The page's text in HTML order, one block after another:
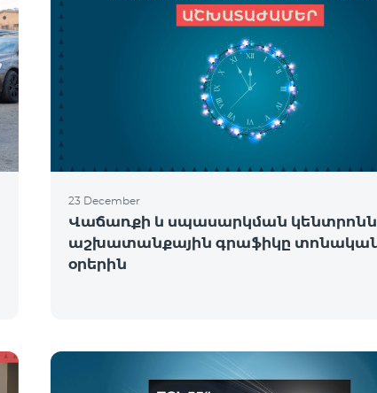
23 December
Վաճառքի և սպասարկման
աշխատանքային գրաֆիկը
օրերին